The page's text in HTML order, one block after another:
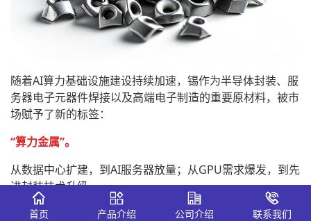
随着AI算力基础设施建设持续加速，锡作为半导体封装、服
务器电子元器件焊接以及高端电子制造的重要原材料，被市
场赋予了新的标签：
“算力金属”。
从数据中心扩建，到AI服务器放量；从GPU需求爆发，到先
进封装技术升级。
AI产业链的快速扩张，正在推动锡等小金属需求进入新一轮
首页 产品介绍 公司介绍 联系我们